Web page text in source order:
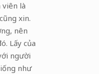
viên là
xin.
nên
Lấy của
người
như